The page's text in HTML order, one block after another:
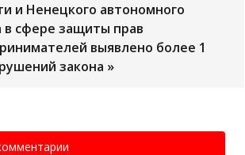
и Ненецкого автономного
в сфере защиты прав
выявлено более 1
закона »